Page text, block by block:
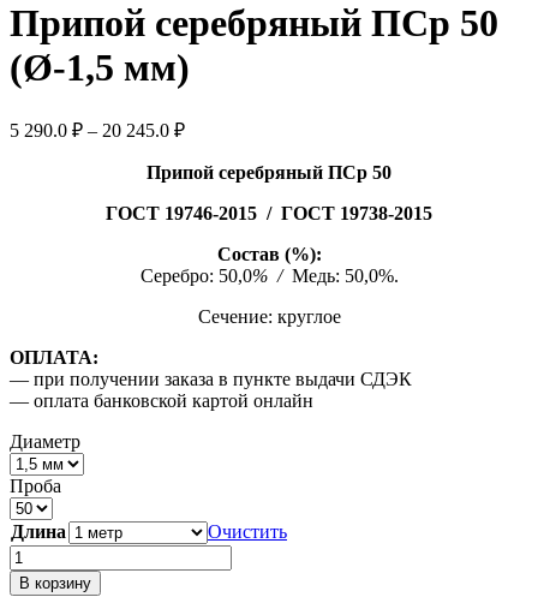
Припой серебряный ПСр 50
(Ø-1,5 мм)
5 290.0 ₽ – 20 245.0 ₽Диапазон
5
–
245.0 ₽
Припой серебряный ПСр 50
ГОСТ 19746-2015 / ГОСТ 19738-2015
Состав (%):
Серебро: 50,0% / Медь: 50,0%.
Сечение: круглое
ОПЛАТА:
— при получении заказа в пункте выдачи СДЭК
— оплата банковской картой онлайн
Диаметр
Проба
Длина
Очистить
Количество
товара
Припой
В корзину